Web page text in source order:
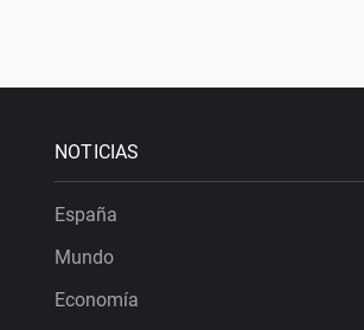
NOTICIAS
España
Mundo
Economía